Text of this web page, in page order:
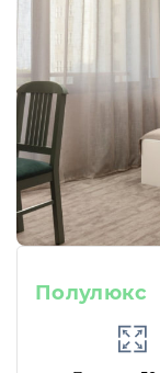
Полулюкс